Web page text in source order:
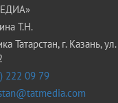
Т.Н.
Татарстан, г. Казань, ул.
222 09 79